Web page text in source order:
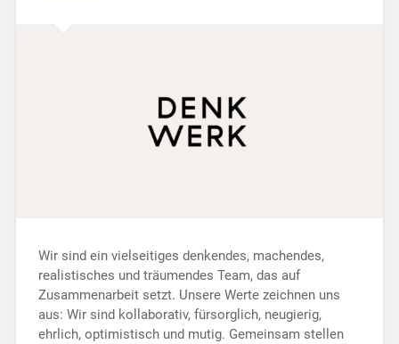
Wir sind ein vielseitiges denkendes, machendes,
realistisches und träumendes Team, das auf
Zusammenarbeit setzt. Unsere Werte zeichnen uns
aus: Wir sind kollaborativ, fürsorglich, neugierig,
ehrlich, optimistisch und mutig. Gemeinsam stellen